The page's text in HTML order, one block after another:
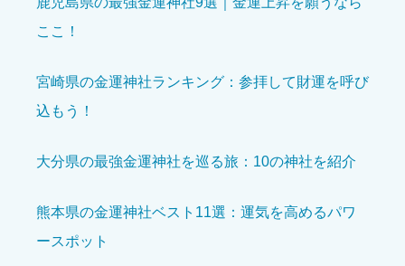
星の数をお選びください    
参拝の雰囲気 必須
星の数をお選びください  
ここ！
宮崎県の金運神社ランキング：参拝して財運を呼び
込もう！
大分県の最強金運神社を巡る旅：10の神社を紹介
熊本県の金運神社ベスト11選：運気を高めるパワ
ースポット